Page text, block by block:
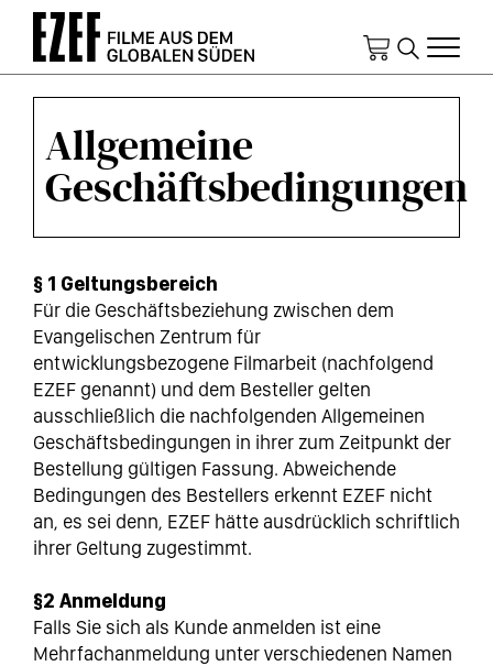
Direkt
Inhalt
Allgemeine
Geschäftsbedingungen
§ 1 Geltungsbereich
Für die Geschäftsbeziehung zwischen dem
Evangelischen Zentrum für
entwicklungsbezogene Filmarbeit (nachfolgend
EZEF genannt) und dem Besteller gelten
ausschließlich die nachfolgenden Allgemeinen
Geschäftsbedingungen in ihrer zum Zeitpunkt der
Bestellung gültigen Fassung. Abweichende
Bedingungen des Bestellers erkennt EZEF nicht
an, es sei denn, EZEF hätte ausdrücklich schriftlich
ihrer Geltung zugestimmt.
§2 Anmeldung
Falls Sie sich als Kunde anmelden ist eine
Mehrfachanmeldung unter verschiedenen Namen